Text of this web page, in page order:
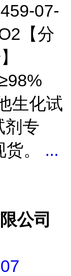
07-
【分
生化试
剂专
。 ...
公司